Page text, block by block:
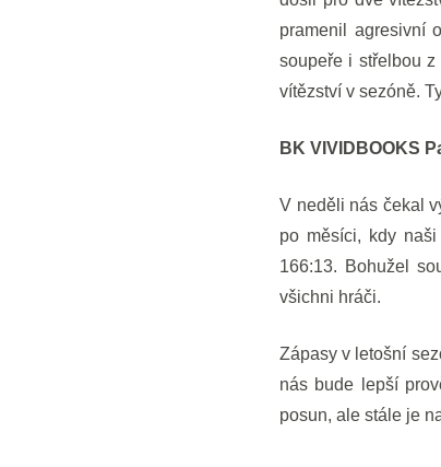
pramenil agresivní
soupeře i střelbou
vítězství v sezóně.
BK VIVIDBOOKS
V neděli nás čekal
po měsíci, kdy
166:13. Bohužel
všichni hráči.
Zápasy v letošní
nás bude lepší
posun, ale stále je